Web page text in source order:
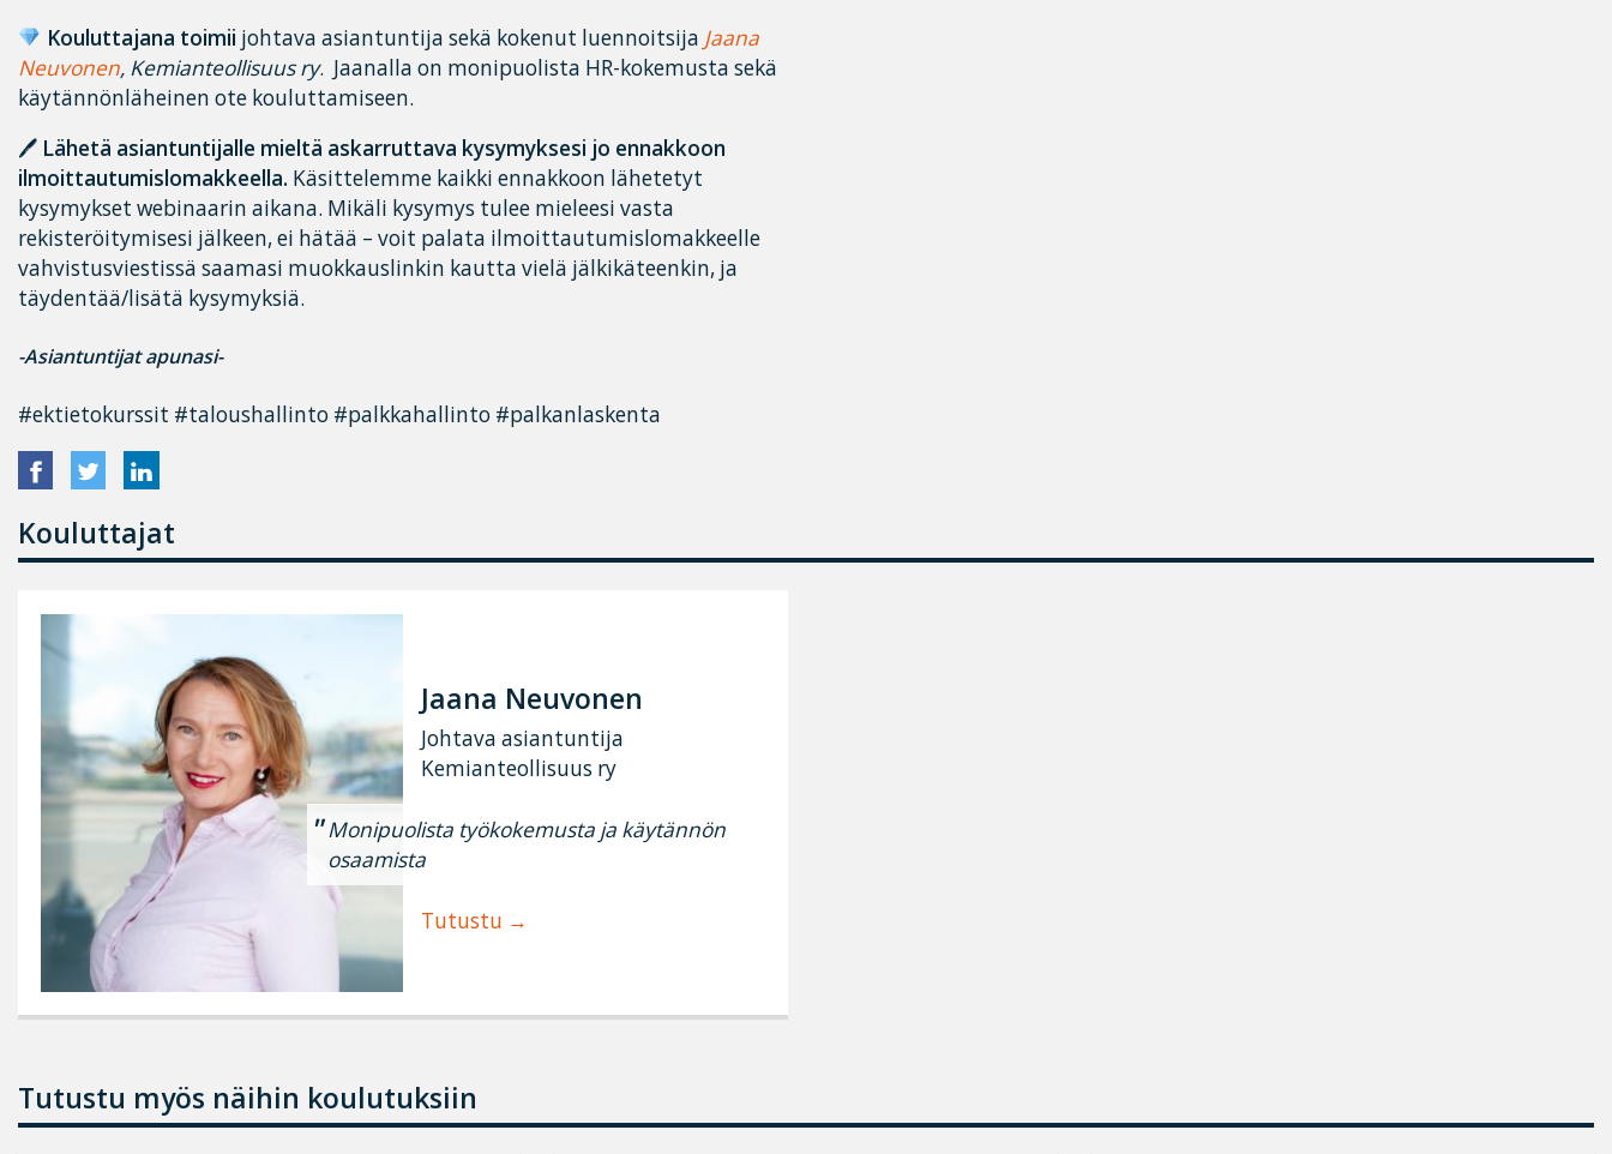
Kouluttajana toimii johtava asiantuntija sekä kokenut luennoitsija Jaana
Neuvonen, Kemianteollisuus ry. Jaanalla on monipuolista HR-kokemusta sekä
käytännönläheinen ote kouluttamiseen.
🖊 Lähetä asiantuntijalle mieltä askarruttava kysymyksesi jo ennakkoon
ilmoittautumislomakkeella. Käsittelemme kaikki ennakkoon lähetetyt
kysymykset webinaarin aikana. Mikäli kysymys tulee mieleesi vasta
rekisteröitymisesi jälkeen, ei hätää – voit palata ilmoittautumislomakkeelle
vahvistusviestissä saamasi muokkauslinkin kautta vielä jälkikäteenkin, ja
täydentää/lisätä kysymyksiä.
-Asiantuntijat apunasi-
#ektietokurssit #taloushallinto #palkkahallinto #palkanlaskenta
Kouluttajat
Jaana Neuvonen
Johtava asiantuntija
Kemianteollisuus ry
Monipuolista työkokemusta ja käytännön
osaamista
Tutustu
Tutustu myös näihin koulutuksiin